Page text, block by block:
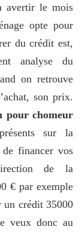
avertir le mois
opte pour
du crédit est,
analyse du
on retrouve
son prix.
pour chomeur
sur la
financer vos
de la
€ par exemple
un crédit 35000
veux donc au